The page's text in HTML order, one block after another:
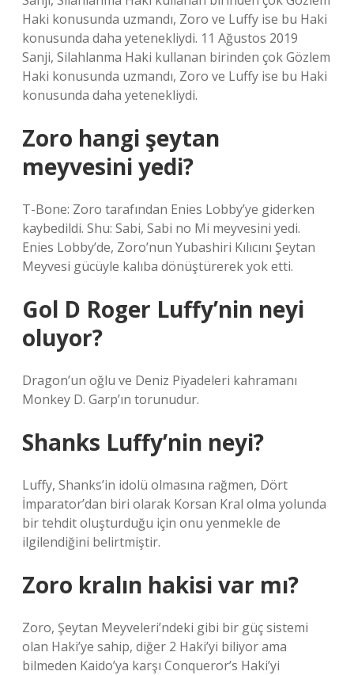
Haki konusunda uzmandı, Zoro ve Luffy ise bu Haki
konusunda daha yetenekliydi. 11 Ağustos 2019
Sanji, Silahlanma Haki kullanan birinden çok Gözlem
Haki konusunda uzmandı, Zoro ve Luffy ise bu Haki
konusunda daha yetenekliydi.
Zoro hangi şeytan
meyvesini yedi?
T-Bone: Zoro tarafından Enies Lobby’ye giderken
kaybedildi. Shu: Sabi, Sabi no Mi meyvesini yedi.
Enies Lobby’de, Zoro’nun Yubashiri Kılıcını Şeytan
Meyvesi gücüyle kalıba dönüştürerek yok etti.
Gol D Roger Luffy’nin neyi
oluyor?
Dragon’un oğlu ve Deniz Piyadeleri kahramanı
Monkey D. Garp’ın torunudur.
Shanks Luffy’nin neyi?
Luffy, Shanks’in idolü olmasına rağmen, Dört
İmparator’dan biri olarak Korsan Kral olma yolunda
bir tehdit oluşturduğu için onu yenmekle de
ilgilendiğini belirtmiştir.
Zoro kralın hakisi var mı?
Zoro, Şeytan Meyveleri’ndeki gibi bir güç sistemi
olan Haki’ye sahip, diğer 2 Haki’yi biliyor ama
bilmeden Kaido’ya karşı Conqueror’s Haki’yi